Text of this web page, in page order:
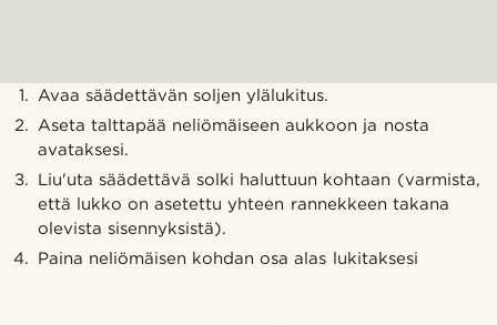
Avaa säädettävän soljen ylälukitus.
Aseta talttapää neliömäiseen aukkoon ja nosta
avataksesi.
Liu'uta säädettävä solki haluttuun kohtaan (varmista,
että lukko on asetettu yhteen rannekkeen takana
olevista sisennyksistä).
Paina neliömäisen kohdan osa alas lukitaksesi